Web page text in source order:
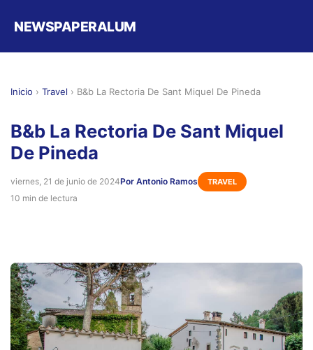
NEWSPAPERALUM
Inicio › Travel › B&b La Rectoria De Sant Miquel De Pineda
B&b La Rectoria De Sant Miquel
De Pineda
viernes, 21 de junio de 2024Por Antonio Ramos TRAVEL
10 min de lectura